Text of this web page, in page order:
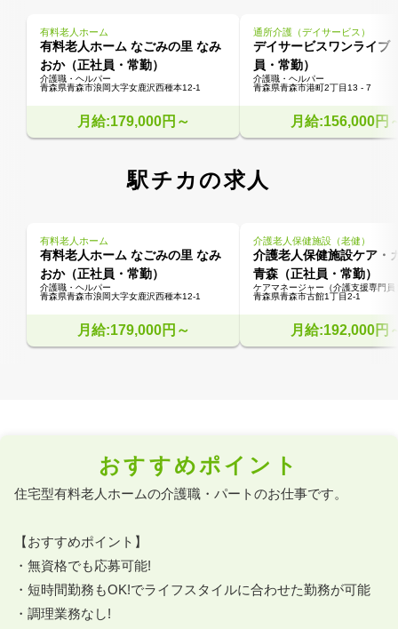
有料老人ホーム
有料老人ホーム なごみの里 なみ
おか（正社員・常勤）
介護職・ヘルパー
青森県青森市浪岡大字女鹿沢西種本12-1
月給:179,000円～
通所介護（デイサービス）
デイサービスワンライブ
員・常勤）
介護職・ヘルパー
青森県青森市港町2丁目13 - 7
月給:156,000円
駅チカの求人
有料老人ホーム
有料老人ホーム なごみの里 なみ
おか（正社員・常勤）
介護職・ヘルパー
青森県青森市浪岡大字女鹿沢西種本12-1
月給:179,000円～
介護老人保健施設（老健）
介護老人保健施設ケア・
青森（正社員・常勤）
ケアマネージャー（介護支援専門員
青森県青森市古館1丁目2-1
月給:192,000円
おすすめポイント
住宅型有料老人ホームの介護職・パートのお仕事です。
【おすすめポイント】
・無資格でも応募可能!
・短時間勤務もOK!でライフスタイルに合わせた勤務が可能
・調理業務なし!